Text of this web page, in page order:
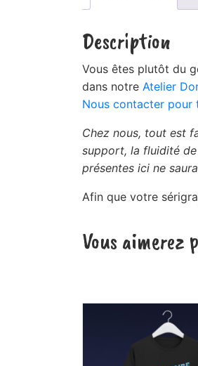
Description
Vous êtes plutôt du
dans notre Atelier
Nous contacter pour
Chez nous, tout est
support, la fluidité de
présentes ici ne
Afin que votre
Vous